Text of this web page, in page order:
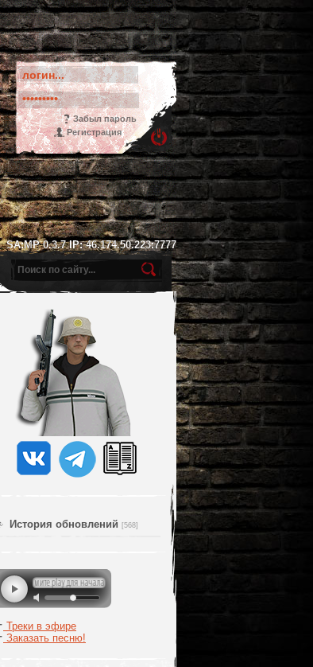
Забыл пароль
Регистрация
SA:MP 0.3.7 IP: 46.174.50.223:7777
История обновлений [568]
Треки в эфире
Заказать песню!